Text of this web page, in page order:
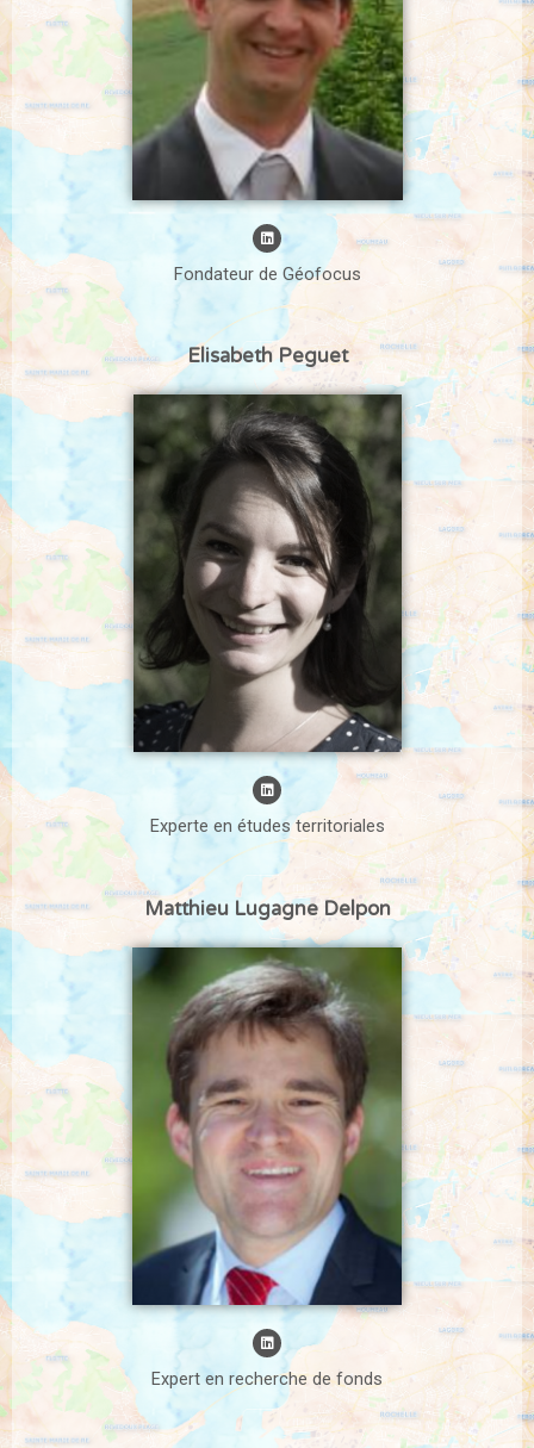
Fondateur de Géofocus
Elisabeth Peguet
Experte en études territoriales
Matthieu Lugagne Delpon
Expert en recherche de fonds